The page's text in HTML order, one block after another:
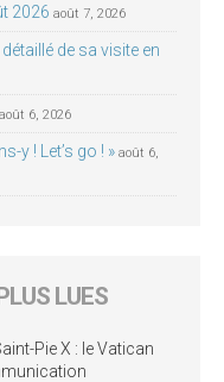
2026 août 7, 2026
de sa visite en
août 6, 2026
y ! Let’s go ! » août 6,
LUES
Pie X : le Vatican